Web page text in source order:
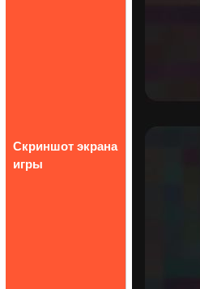
Скриншот экрана
игры